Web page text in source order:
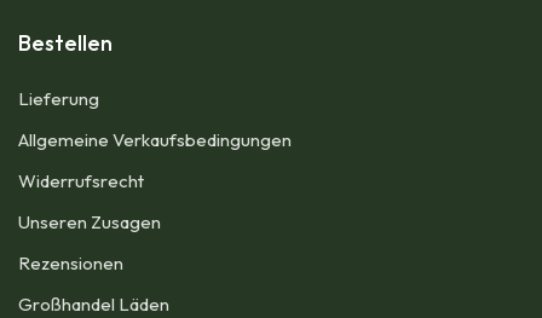
Bestellen
Lieferung
Allgemeine Verkaufsbedingungen​
Widerrufsrecht
Unseren Zusagen
Rezensionen​
Großhandel Läden